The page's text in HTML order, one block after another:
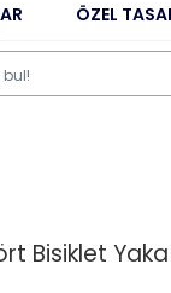
ÖZEL
Bisiklet